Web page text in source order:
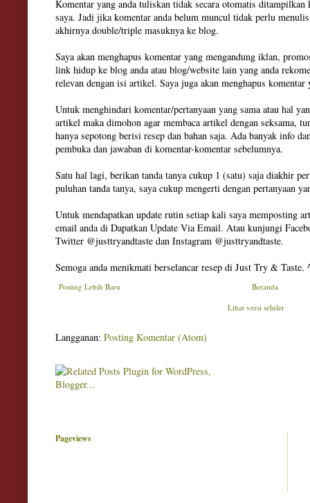
Komentar yang anda tuliskan tidak secara otomatis ditampilkan
saya. Jadi jika komentar anda belum muncul tidak perlu
akhirnya double/triple masuknya ke blog.
Saya akan menghapus komentar yang mengandung iklan,
link hidup ke blog anda atau blog/website lain yang anda
relevan dengan isi artikel. Saya juga akan menghapus
Untuk menghindari komentar/pertanyaan yang sama atau hal
artikel maka dimohon agar membaca artikel dengan seksama,
hanya sepotong berisi resep dan bahan saja. Ada banyak info
pembuka dan jawaban di komentar-komentar sebelumnya.
Satu hal lagi, berikan tanda tanya cukup 1 (satu) saja diakhir
puluhan tanda tanya, saya cukup mengerti dengan pertanyaan
Untuk mendapatkan update rutin setiap kali saya memposting
email anda di Dapatkan Update Via Email. Atau kunjungi
Twitter @justtryandtaste dan Instagram @justtryandtaste.
Semoga anda menikmati berselancar resep di Just Try & Taste.
Posting Lebih Baru
Beranda
Lihat versi seluler
Langganan: Posting Komentar (Atom)
Pageviews